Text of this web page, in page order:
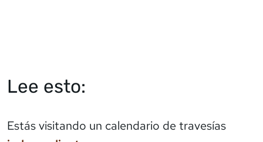
Lee esto:
Estás visitando un calendario de travesías